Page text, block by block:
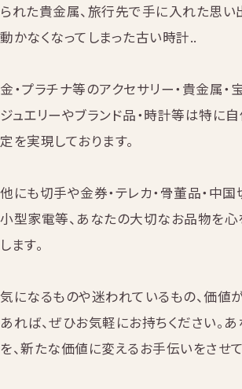
られた貴金属、旅行先で手に入れた思い
動かなくなってしまった古い時計..
金・プラチナ等のアクセサリー・貴金属・
ジュエリーやブランド品・時計等は特に
定を実現しております。
他にも切手や金券・テレカ・骨董品・中国
小型家電等、あなたの大切なお品物を
します。
気になるものや迷われているもの、価値
あれば、ぜひお気軽にお持ちください。
を、新たな価値に変えるお手伝いをさせて